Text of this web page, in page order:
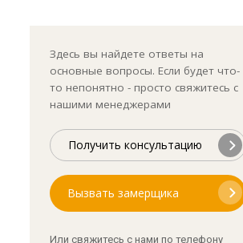
Здесь вы найдете ответы на
основные вопросы. Если будет что-
то непонятно - просто свяжитесь с
нашими менеджерами
Получить консультацию
Вызвать замерщика
Или свяжитесь с нами по телефону